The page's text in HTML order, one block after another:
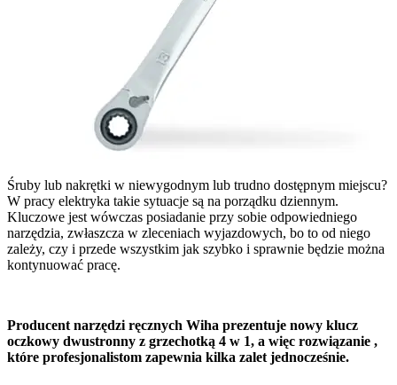
Śruby lub nakrętki w niewygodnym lub trudno dostępnym miejscu?
W pracy elektryka takie sytuacje są na porządku dziennym.
Kluczowe jest wówczas posiadanie przy sobie odpowiedniego
narzędzia, zwłaszcza w zleceniach wyjazdowych, bo to od niego
zależy, czy i przede wszystkim jak szybko i sprawnie będzie można
kontynuować pracę.
Producent narzędzi ręcznych Wiha prezentuje nowy klucz
oczkowy dwustronny z grzechotką 4 w 1, a więc rozwiązanie ,
które profesjonalistom zapewnia kilka zalet jednocześnie.